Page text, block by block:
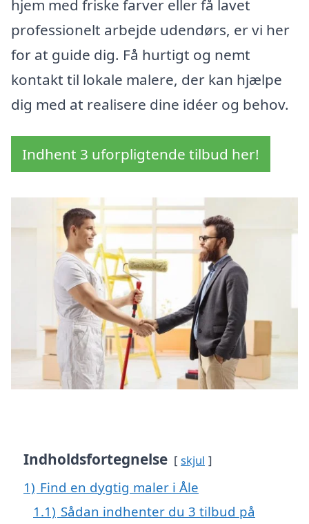
hjem med friske farver eller få lavet
professionelt arbejde udendørs, er vi her
for at guide dig. Få hurtigt og nemt
kontakt til lokale malere, der kan hjælpe
dig med at realisere dine idéer og behov.
Indhent 3 uforpligtende tilbud her!
Indholdsfortegnelse skjul
1) Find en dygtig maler i Åle
1.1) Sådan indhenter du 3 tilbud på